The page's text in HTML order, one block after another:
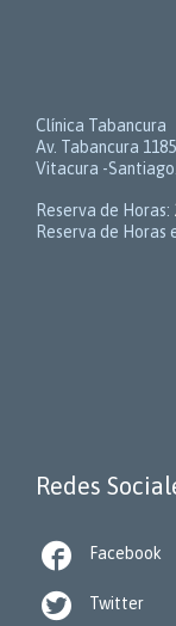
Clínica Tabancura
Av. Tabancura 1185
Vitacura -Santiago.
Reserva de Horas:
Reserva de Horas
Redes
 Facebook
 Twitter